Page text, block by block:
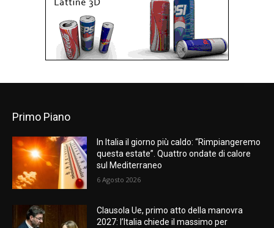
Primo Piano
In Italia il giorno più caldo: “Rimpiangeremo
questa estate”. Quattro ondate di calore
sul Mediterraneo
6 Agosto 2026
Clausola Ue, primo atto della manovra
2027: l’Italia chiede il massimo per